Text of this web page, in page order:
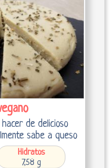
de delicioso
sabe a queso
Hidratos
7,58 g